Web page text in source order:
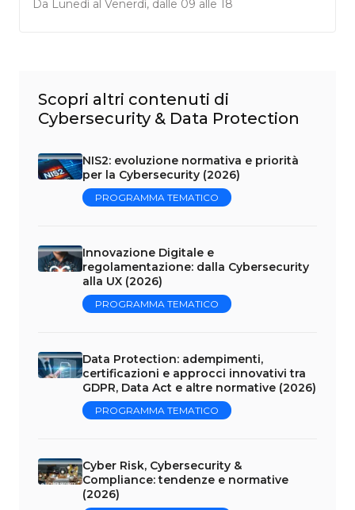
Da Lunedì al Venerdì, dalle 09 alle 18
Scopri altri contenuti di
Cybersecurity & Data Protection
NIS2: evoluzione normativa e priorità
per la Cybersecurity (2026)
PROGRAMMA TEMATICO
Innovazione Digitale e
regolamentazione: dalla Cybersecurity
alla UX (2026)
PROGRAMMA TEMATICO
Data Protection: adempimenti,
certificazioni e approcci innovativi tra
GDPR, Data Act e altre normative (2026)
PROGRAMMA TEMATICO
Cyber Risk, Cybersecurity &
Compliance: tendenze e normative
(2026)